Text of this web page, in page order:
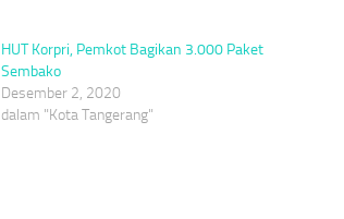
HUT Korpri, Pemkot Bagikan 3.000 Paket
Sembako
Desember 2, 2020
dalam "Kota Tangerang"